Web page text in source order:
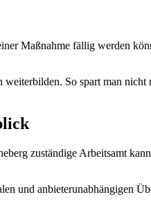
Maßnahme fällig werden
So spart man
zuständige Arbeitsamt
und anbieterunabhängigen